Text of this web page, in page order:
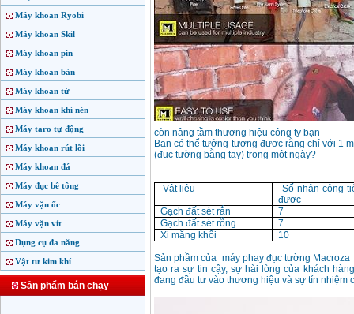
Máy khoan Ryobi
Máy khoan Skil
Máy khoan pin
Máy khoan bàn
Máy khoan từ
Máy khoan khí nén
Máy taro tự động
Máy khoan rút lõi
Máy khoan đá
Máy đục bê tông
Máy vặn ốc
Máy vặn vít
Dụng cụ đa năng
Vật tư kim khí
Sản phẩm bán chạy
còn nâng tầm thương hiệu công ty bạn
Bạn có thể tưởng tượng được rằng chỉ với 1
(đục tường bằng tay) trong một ngày?
Vật liệu
Số nhân công
được
Gạch đất sét rắn
7
Gạch đất sét rỗng
7
Xi măng khối
10
Sản phầm của máy phay đục tường
tạo ra sự tin cậy, sự hài lòng của khách
đang đầu tư vào thương hiệu và sự tín nhiệm